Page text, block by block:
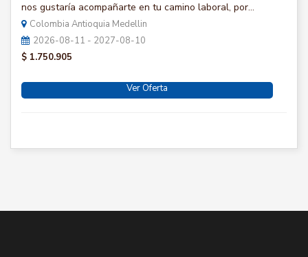
nos gustaría acompañarte en tu camino laboral, por...
Colombia Antioquia Medellin
2026-08-11 - 2027-08-10
$ 1.750.905
Ver Oferta